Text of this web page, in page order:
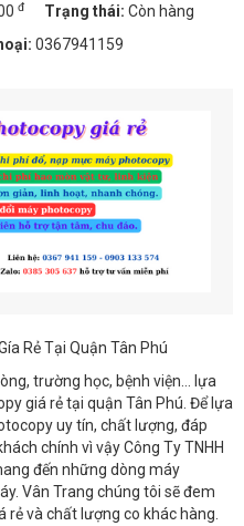
đ Trạng thái: Còn hàng
0367941159
Rẻ Tại Quận Tân Phú
trường học, bệnh viện… lựa
giá rẻ tại quận Tân Phú. Để lựa
uy tín, chất lượng, đáp
chính vì vậy Công Ty TNHH
đến những dòng máy
Vân Trang chúng tôi sẽ đem
rẻ và chất lượng co khác hàng.